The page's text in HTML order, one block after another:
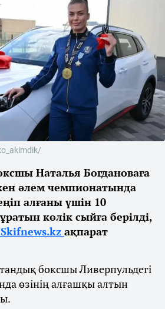
Наталья Богдановаға
әлем чемпионатында
алғаны үшін 10
көлік сыйға берілді,
Skifnews.kz ақпарат
боксшы Ливерпульдегі
өзінің алғашқы алтын